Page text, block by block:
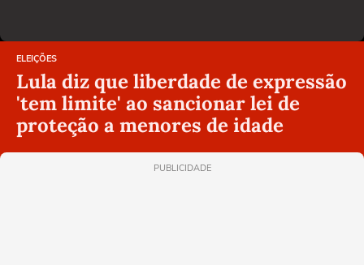
ELEIÇÕES
Lula diz que liberdade de expressão
'tem limite' ao sancionar lei de
proteção a menores de idade
PUBLICIDADE